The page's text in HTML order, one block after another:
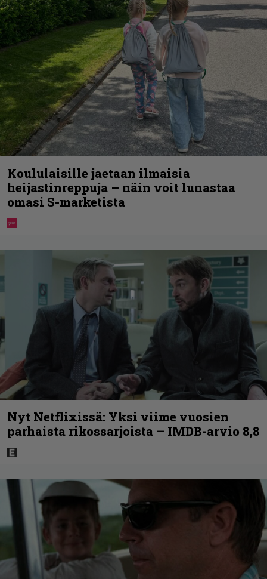
Koululaisille jaetaan ilmaisia
heijastinreppuja – näin voit lunastaa
omasi S-marketista
Nyt Netflixissä: Yksi viime vuosien
parhaista rikossarjoista – IMDB-arvio 8,8